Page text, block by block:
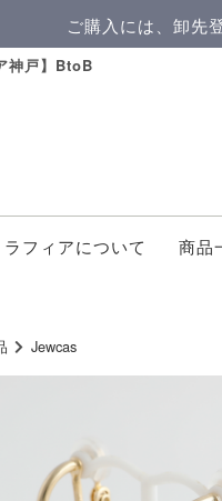
ご購入には、卸先
神戸】BtoB
ラフィアについて 商品
Jewcas